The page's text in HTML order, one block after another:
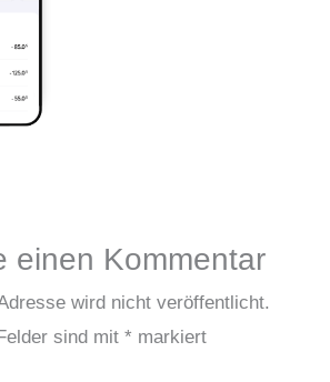
einen Kommentar
wird nicht veröffentlicht.
sind mit * markiert